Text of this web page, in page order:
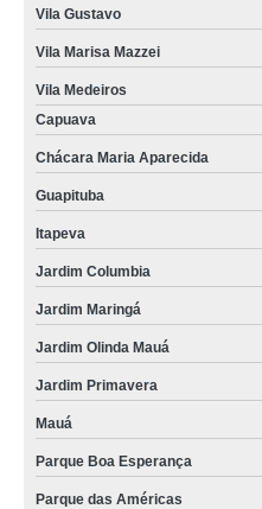
Vila Gustavo
Vila Marisa Mazzei
Vila Medeiros
Capuava
Chácara Maria Aparecida
Guapituba
Itapeva
Jardim Columbia
Jardim Maringá
Jardim Olinda Mauá
Jardim Primavera
Mauá
Parque Boa Esperança
Parque das Américas